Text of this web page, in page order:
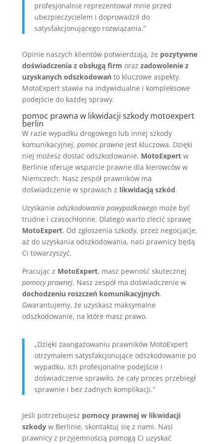
profesjonalnie reprezentował mnie przed
ubezpieczycielem i doprowadził do
satysfakcjonującego rozwiązania.”
Opinie naszych klientów potwierdzają, że pozytywne
doświadczenia z obsługą firm oraz zadowolenie z
uzyskanych odszkodowańto kluczowe aspekty.
MotoExpert stawia na indywidualne i kompleksowe
podejście do każdej sprawy.
pomoc prawna w likwidacji szkody motoexpert
berlin
W razie wypadku drogowego lub innej szkody
komunikacyjnej, pomoc prawnajest kluczowa. Dzięki
niej możesz dostać odszkodowanie. MotoExpertw
Berlinie oferuje wsparcie prawne dla kierowców w
Niemczech. Nasz zespół prawników ma
doświadczenie w sprawach z likwidacją szkód.
Uzyskanie odszkodowania powypadkowegomoże być
trudne i czasochłonne. Dlatego warto zlecić sprawę
MotoExpert. Od zgłoszenia szkody, przez negocjacje,
aż do uzyskania odszkodowania, nasi prawnicy będą
Ci towarzyszyć.
Pracując z MotoExpert, masz pewność skutecznej
pomocy prawnej. Nasz zespół ma doświadczenie w
dochodzeniu roszczeń komunikacyjnych.
Gwarantujemy, że uzyskasz maksymalne
odszkodowanie, na które masz prawo.
„Dzięki zaangażowaniu prawników MotoExpert
otrzymałem satysfakcjonujące odszkodowanie po
wypadku. Ich profesjonalne podejście i
doświadczenie sprawiło, że cały proces przebiegł
sprawnie i bez żadnych komplikacji.”
Jeśli potrzebujesz pomocy prawnej w likwidacji
szkodyw Berlinie, skontaktuj się z nami. Nasi
prawnicy z przyjemnością pomogą Ci uzyskać